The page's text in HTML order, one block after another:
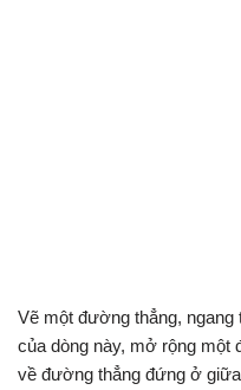
Vẽ một đường thẳng,
của dòng này, mở rộng
về đường thẳng đứng ở